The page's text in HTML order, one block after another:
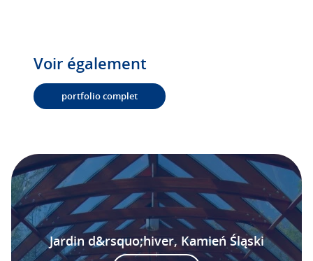
Voir également
portfolio complet
Jardin d&rsquo;hiver, Kamień Śląski